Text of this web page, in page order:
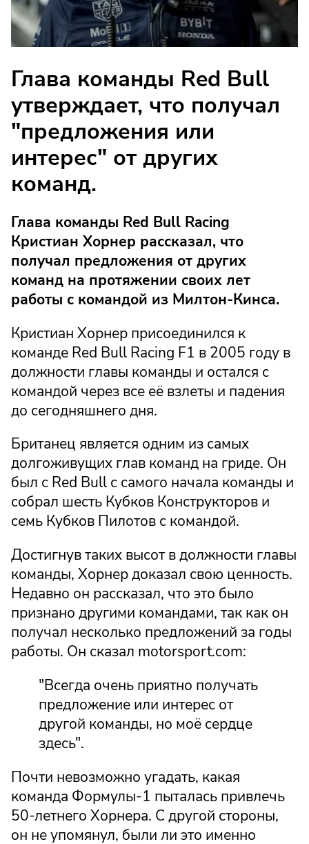
Глава команды Red Bull
утверждает, что получал
"предложения или
интерес" от других
команд.
Глава команды Red Bull Racing
Кристиан Хорнер рассказал, что
получал предложения от других
команд на протяжении своих лет
работы с командой из Милтон-Кинса.
Кристиан Хорнер присоединился к
команде Red Bull Racing F1 в 2005 году в
должности главы команды и остался с
командой через все её взлеты и падения
до сегодняшнего дня.
Британец является одним из самых
долгоживущих глав команд на гриде. Он
был с Red Bull с самого начала команды и
собрал шесть Кубков Конструкторов и
семь Кубков Пилотов с командой.
Достигнув таких высот в должности главы
команды, Хорнер доказал свою ценность.
Недавно он рассказал, что это было
признано другими командами, так как он
получал несколько предложений за годы
работы. Он сказал motorsport.com:
"Всегда очень приятно получать
предложение или интерес от
другой команды, но моё сердце
здесь".
Почти невозможно угадать, какая
команда Формулы-1 пыталась привлечь
50-летнего Хорнера. С другой стороны,
он не упомянул, были ли это именно